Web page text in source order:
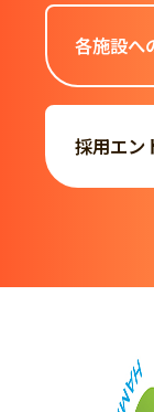
各施設へ
採用エン